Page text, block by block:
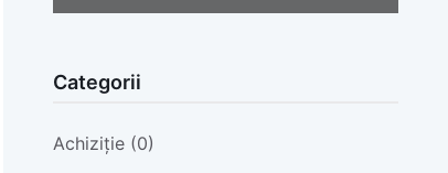
Categorii
Achiziție (0)